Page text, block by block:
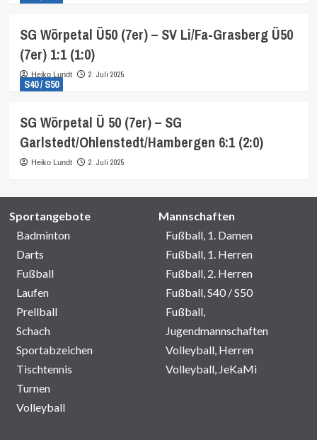
SG Wörpetal Ü50 (7er) – SV Li/Fa-Grasberg Ü50
(7er) 1:1 (1:0)
Heiko Lundt 2. Juli 2025
S40 / S50
SG Wörpetal Ü 50 (7er) – SG
Garlstedt/Ohlenstedt/Hambergen 6:1 (2:0)
Heiko Lundt 2. Juli 2025
Sportangebote
Badminton
Darts
Fußball
Laufen
Prellball
Schach
Sportabzeichen
Tischtennis
Turnen
Volleyball
Mannschaften
Fußball, 1. Damen
Fußball, 1. Herren
Fußball, 2. Herren
Fußball, S40 / S50
Fußball,
Jugendmannschaften
Volleyball, Herren
Volleyball, JeKaMi